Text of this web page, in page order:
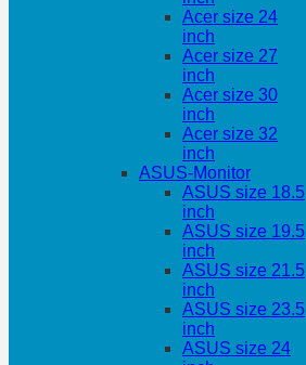
Acer size 24
inch
Acer size 27
inch
Acer size 30
inch
Acer size 32
inch
ASUS-Monitor
ASUS size 18.5
inch
ASUS size 19.5
inch
ASUS size 21.5
inch
ASUS size 23.5
inch
ASUS size 24